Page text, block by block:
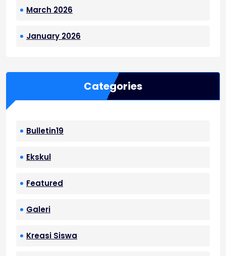
March 2026
January 2026
Categories
Bulletin19
Ekskul
Featured
Galeri
Kreasi Siswa